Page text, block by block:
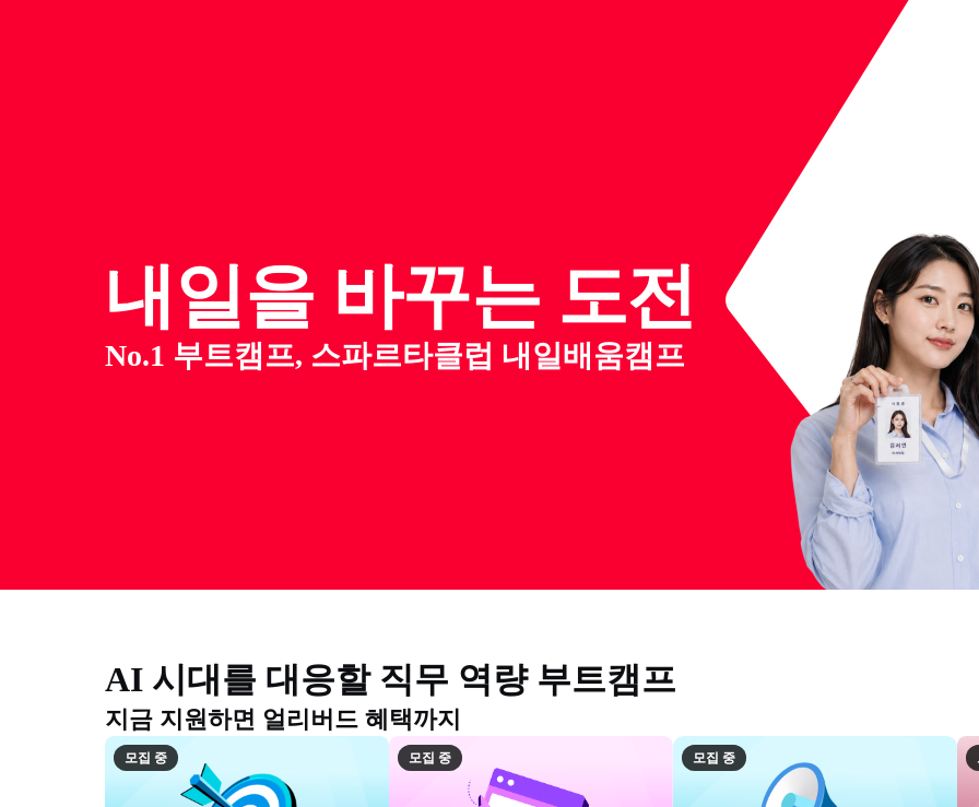
내일을 바꾸는 도전
No.1 부트캠프, 스파르타클럽 내일배움캠프
AI 시대를 대응할 직무 역량 부트캠프
지금 지원하면 얼리버드 혜택까지
모집 중
모집 중 모집 중
모집 중 모집 중
모집 중